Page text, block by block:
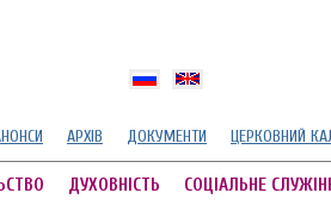
АРХІВ ДОКУМЕНТИ ЦЕРКОВНИЙ
ДУХОВНІСТЬ СОЦІАЛЬНЕ